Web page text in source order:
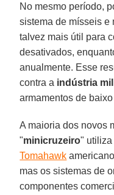
No mesmo período,
sistema de mísseis e
talvez mais útil para
desativados,
anualmente. Esse
contra a indústria
armamentos de
A maioria dos novos
"minicruzeiro" utiliza
Tomahawk
mas os sistemas de
componentes